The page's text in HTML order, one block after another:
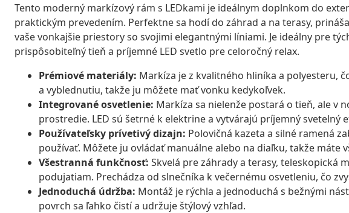
Tento moderný markízový rám s LEDkami je ideálnym doplnkom do
praktickým prevedením. Perfektne sa hodí do záhrad a na terasy,
vaše vonkajšie priestory so svojimi elegantnými líniami. Je ideálny pre
prispôsobiteľný tieň a príjemné LED svetlo pre celoročný relax.
Prémiové materiály: Markíza je z kvalitného hliníka a polyesteru,
a vyblednutiu, takže ju môžete mať vonku kedykoľvek.
Integrované osvetlenie: Markíza sa nielenže postará o tieň, ale v
prostredie. LED sú šetrné k elektrine a vytvárajú príjemný svetelný
Používateľsky prívetivý dizajn: Polovičná kazeta a silné ramená
používať. Môžete ju ovládať manuálne alebo na diaľku, takže máte
Všestranná funkčnosť: Skvelá pre záhrady a terasy, teleskopická
podujatiam. Prechádza od slnečníka k večernému osvetleniu, čo
Jednoduchá údržba: Montáž je rýchla a jednoduchá s bežnými
povrch sa ľahko čistí a udržuje štýlový vzhľad.